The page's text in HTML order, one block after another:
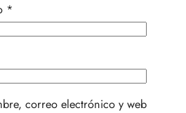
*
correo electrónico y web